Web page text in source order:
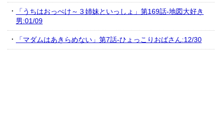
「うちはおっぺけ～３姉妹といっしょ」第169話-地図大好き
男:01/09
「マダムはあきらめない」第7話-ひょっこりおばさん:12/30